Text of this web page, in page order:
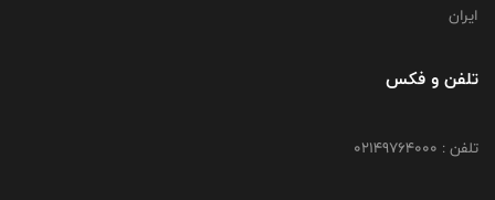
ایران
تلفن و فکس
تلفن : 02149764000